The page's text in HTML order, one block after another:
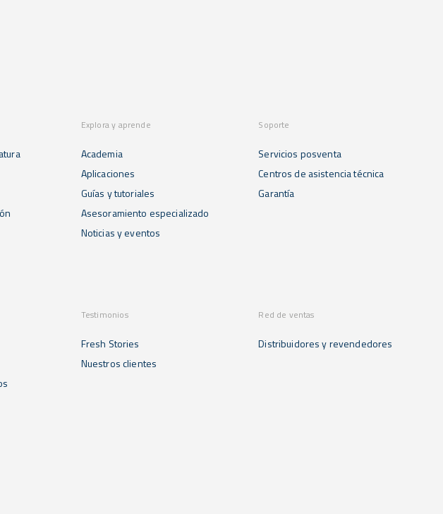
Explora y aprende
Academia
Aplicaciones
Guías y tutoriales
Asesoramiento especializado
Noticias y eventos
Soporte
Servicios posventa
Centros de asistencia técnica
Garantía
Testimonios
Fresh Stories
Nuestros clientes
Red de ventas
Distribuidores y revendedores